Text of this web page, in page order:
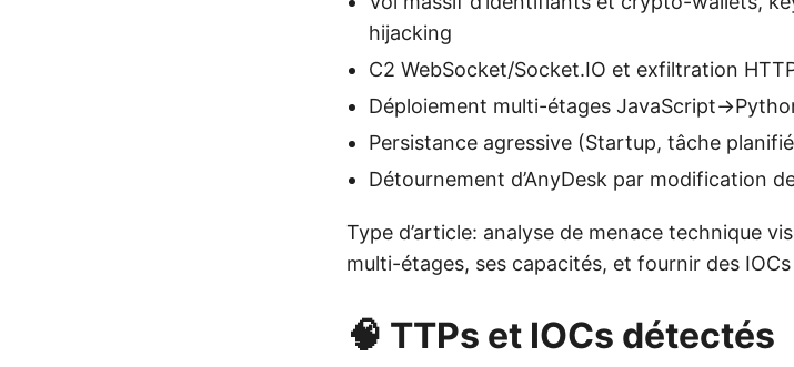
hijacking
C2 WebSocket/Socket.IO et exfiltration
Déploiement multi-étages
Persistance agressive (Startup, tâche
Détournement d’AnyDesk par modification
Type d’article: analyse de menace technique
multi-étages, ses capacités, et fournir des
🧠 TTPs et IOCs détectés